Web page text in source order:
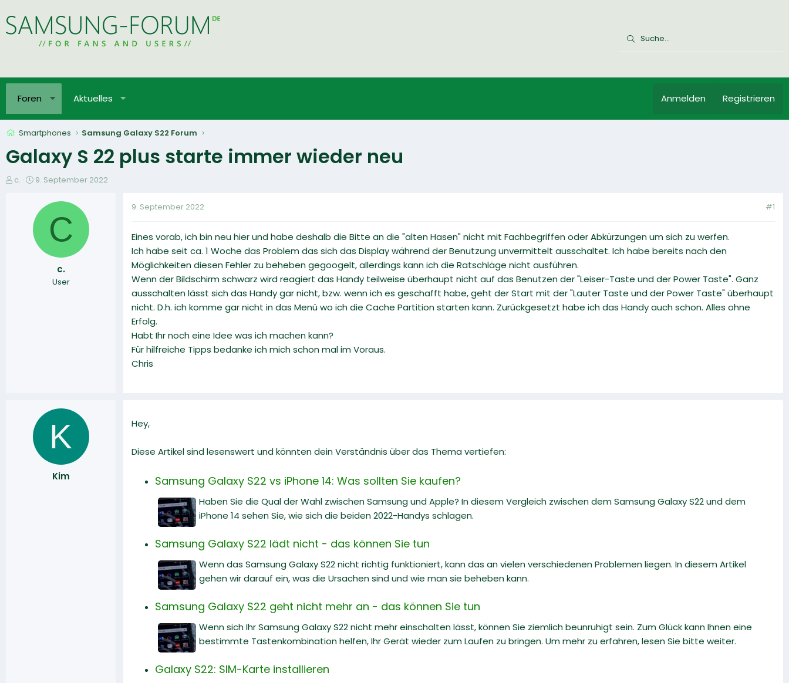
Foren Aktuelles Anmelden Registrieren
Smartphones Samsung Galaxy S22 Forum
Galaxy S 22 plus starte immer wieder neu
E
c.
E
t
l
9. September 2022
C
c.
User
9. September 2022 #1
Eines vorab, ich bin neu hier und habe deshalb die Bitte an die "alten Hasen" nicht mit Fachbegriffen oder Abkürzungen um sich zu werfen.
Ich habe seit ca. 1 Woche das Problem das sich das Display während der Benutzung unvermittelt ausschaltet. Ich habe bereits nach den
Möglichkeiten diesen Fehler zu beheben gegoogelt, allerdings kann ich die Ratschläge nicht ausführen.
Wenn der Bildschirm schwarz wird reagiert das Handy teilweise überhaupt nicht auf das Benutzen der "Leiser-Taste und der Power Taste". Ganz
ausschalten lässt sich das Handy gar nicht, bzw. wenn ich es geschafft habe, geht der Start mit der "Lauter Taste und der Power Taste" überhaupt
nicht. D.h. ich komme gar nicht in das Menü wo ich die Cache Partition starten kann. Zurückgesetzt habe ich das Handy auch schon. Alles ohne
Erfolg.
Habt Ihr noch eine Idee was ich machen kann?
Für hilfreiche Tipps bedanke ich mich schon mal im Voraus.
Chris
K
Kim
Hey,
Diese Artikel sind lesenswert und könnten dein Verständnis über das Thema vertiefen:
Samsung Galaxy S22 vs iPhone 14: Was sollten Sie kaufen?
Haben Sie die Qual der Wahl zwischen Samsung und Apple? In diesem Vergleich zwischen dem Samsung Galaxy S22 und dem
iPhone 14 sehen Sie, wie sich die beiden 2022-Handys schlagen.
Samsung Galaxy S22 lädt nicht - das können Sie tun
Wenn das Samsung Galaxy S22 nicht richtig funktioniert, kann das an vielen verschiedenen Problemen liegen. In diesem Artikel
gehen wir darauf ein, was die Ursachen sind und wie man sie beheben kann.
Samsung Galaxy S22 geht nicht mehr an - das können Sie tun
Wenn sich Ihr Samsung Galaxy S22 nicht mehr einschalten lässt, können Sie ziemlich beunruhigt sein. Zum Glück kann Ihnen eine
bestimmte Tastenkombination helfen, Ihr Gerät wieder zum Laufen zu bringen. Um mehr zu erfahren, lesen Sie bitte weiter.
Galaxy S22: SIM-Karte installieren